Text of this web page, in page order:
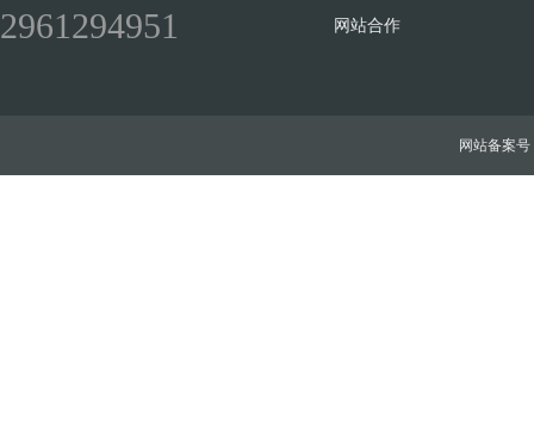
ow
2961294951
网站合作
网站备案号